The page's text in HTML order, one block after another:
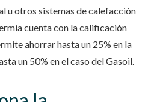
u otros sistemas de calefacción
cuenta con la calificación
ahorrar hasta un 25% en la
un 50% en el caso del Gasoil.